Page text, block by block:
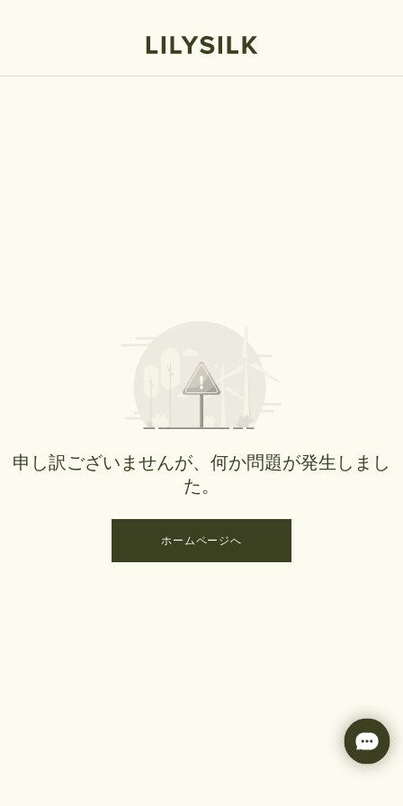
申し訳ございませんが、何か問題が発生しまし
た。
ホームページへ